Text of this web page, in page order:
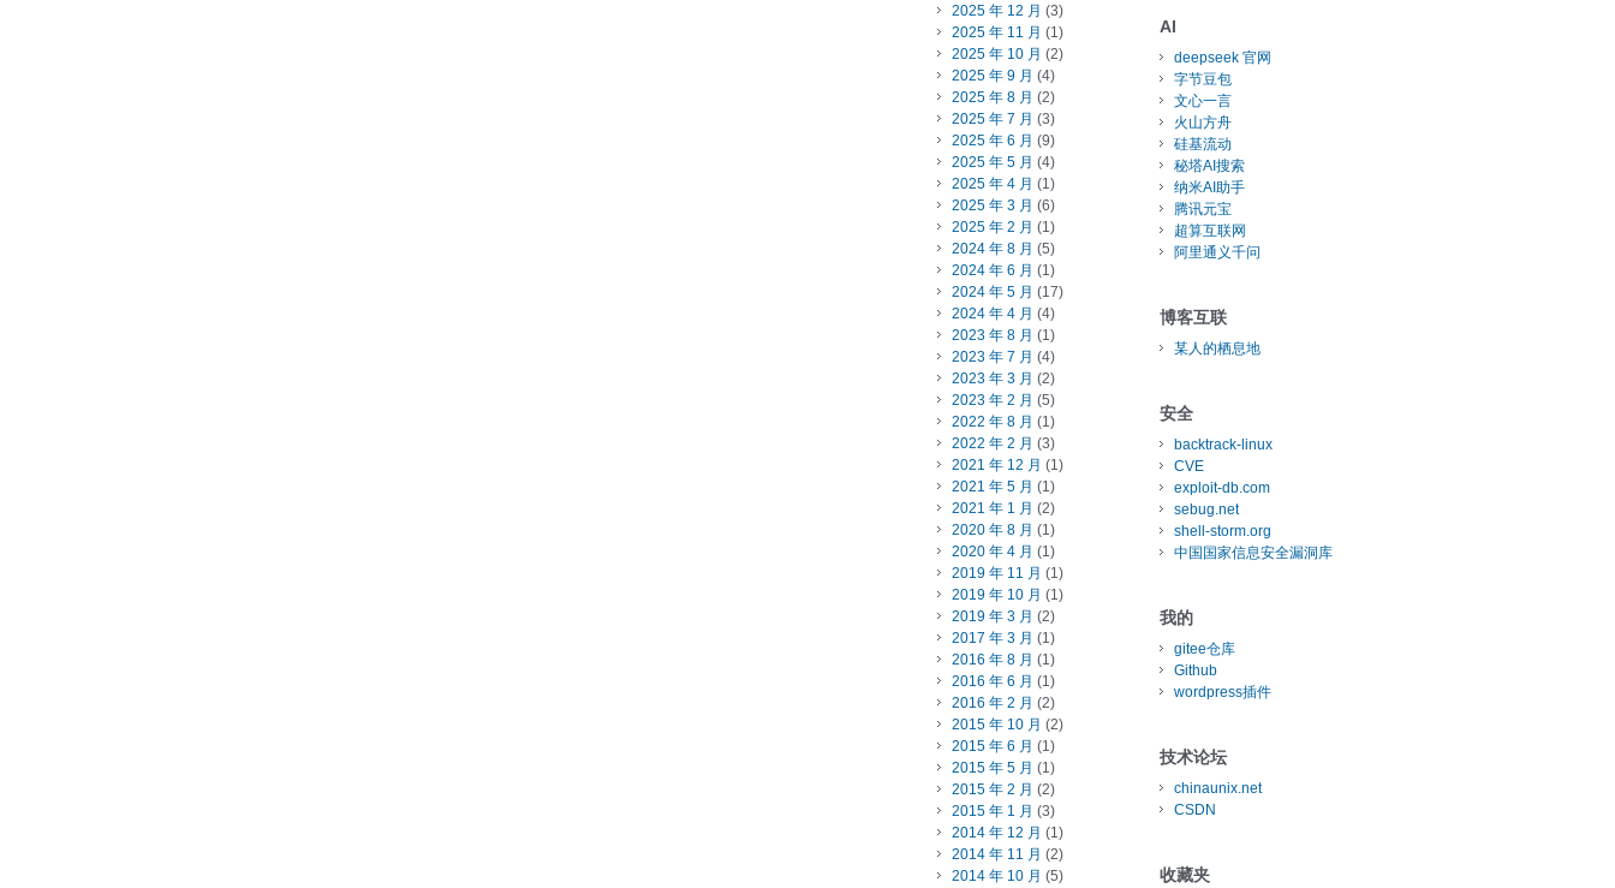
2025 年 12 月 (3)
2025 年 11 月 (1)
2025 年 10 月 (2)
2025 年 9 月 (4)
2025 年 8 月 (2)
2025 年 7 月 (3)
2025 年 6 月 (9)
2025 年 5 月 (4)
2025 年 4 月 (1)
2025 年 3 月 (6)
2025 年 2 月 (1)
2024 年 8 月 (5)
2024 年 6 月 (1)
2024 年 5 月 (17)
2024 年 4 月 (4)
2023 年 8 月 (1)
2023 年 7 月 (4)
2023 年 3 月 (2)
2023 年 2 月 (5)
2022 年 8 月 (1)
2022 年 2 月 (3)
2021 年 12 月 (1)
2021 年 5 月 (1)
2021 年 1 月 (2)
2020 年 8 月 (1)
2020 年 4 月 (1)
2019 年 11 月 (1)
2019 年 10 月 (1)
2019 年 3 月 (2)
2017 年 3 月 (1)
2016 年 8 月 (1)
2016 年 6 月 (1)
2016 年 2 月 (2)
2015 年 10 月 (2)
2015 年 6 月 (1)
2015 年 5 月 (1)
2015 年 2 月 (2)
2015 年 1 月 (3)
2014 年 12 月 (1)
2014 年 11 月 (2)
2014 年 10 月 (5)
AI
deepseek 官网
字节豆包
文心一言
火山方舟
硅基流动
秘塔AI搜索
纳米AI助手
腾讯元宝
超算互联网
阿里通义千问
博客互联
某人的栖息地
安全
backtrack-linux
CVE
exploit-db.com
sebug.net
shell-storm.org
中国国家信息安全漏洞库
我的
gitee仓库
Github
wordpress插件
技术论坛
chinaunix.net
CSDN
收藏夹